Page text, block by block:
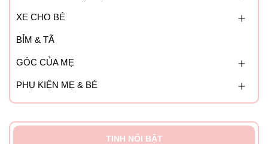
XE CHO BÉ
BỈM & TÃ
GÓC CỦA MẸ
PHỤ KIỆN MẸ & BÉ
TINH NỔI BẬT